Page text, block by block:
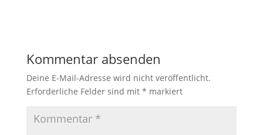
Kommentar absenden
Deine E-Mail-Adresse wird nicht veröffentlicht.
Erforderliche Felder sind mit * markiert